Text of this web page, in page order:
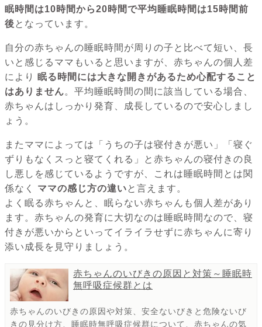
眠時間は10時間から20時間で平均睡眠時間は15時間前
後となっています。
自分の赤ちゃんの睡眠時間が周りの子と比べて短い、長
いと感じるママもいると思いますが、赤ちゃんの個人差
により 眠る時間には大きな開きがあるため心配すること
はありません。平均睡眠時間の間に該当している場合、
赤ちゃんはしっかり発育、成長しているので安心しまし
ょう。
またママによっては「うちの子は寝付きが悪い」「寝ぐ
ずりもなくスっと寝てくれる」と赤ちゃんの寝付きの良
し悪しを感じているようですが、これは睡眠時間とは関
係なく
ママの感じ方の違いと言えます。
よく眠る赤ちゃんと、眠らない赤ちゃんも個人差があり
ます。赤ちゃんの発育に大切なのは睡眠時間なので、寝
付きが悪いからといってイライラせずに赤ちゃんに寄り
添い成長を見守りましょう。
赤ちゃんのいびきの原因と対策～睡眠時
無呼吸症候群とは
赤ちゃんのいびきの原因や対策、安全ないびきと危険ないび
きの見分け方、睡眠時無呼吸症候群について、赤ちゃんの気